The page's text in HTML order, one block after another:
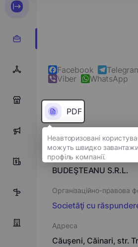
9
9
Facebook
Viber
WhatsApp
PDF
Повне ім'я
Societatea Comercială
BUDEŞTEANU S.R.L.
Організаційно-правова
Societăţi cu
Адреса
Căuşeni, Căinari, str.